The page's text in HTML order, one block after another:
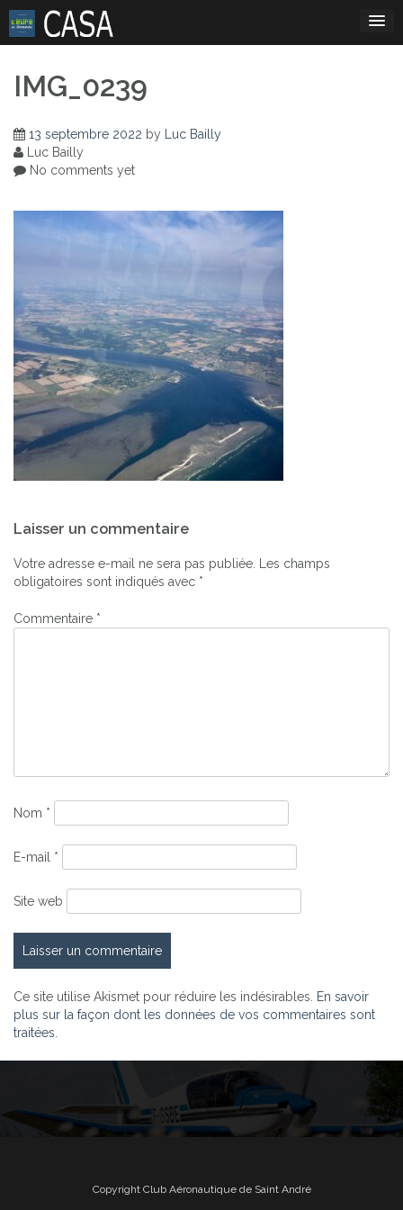
Skip
content
IMG_0239
13 septembre 2022 by Luc Bailly
Luc Bailly
No comments yet
de
l’article
Laisser un commentaire
Votre adresse e-mail ne sera pas publiée. Les champs
obligatoires sont indiqués avec *
Commentaire *
Nom *
E-mail *
Site web
Ce site utilise Akismet pour réduire les indésirables. En savoir
plus sur la façon dont les données de vos commentaires sont
traitées
Copyright Club Aéronautique de Saint André